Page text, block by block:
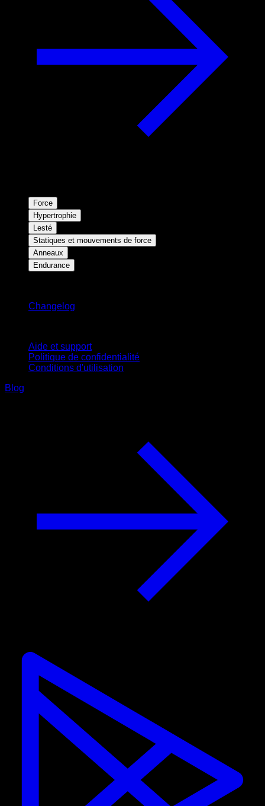
Force
Hypertrophie
Lesté
Statiques et mouvements de force
Anneaux
Endurance
Changelog
Aide et support
Politique de confidentialité
Conditions d'utilisation
Blog